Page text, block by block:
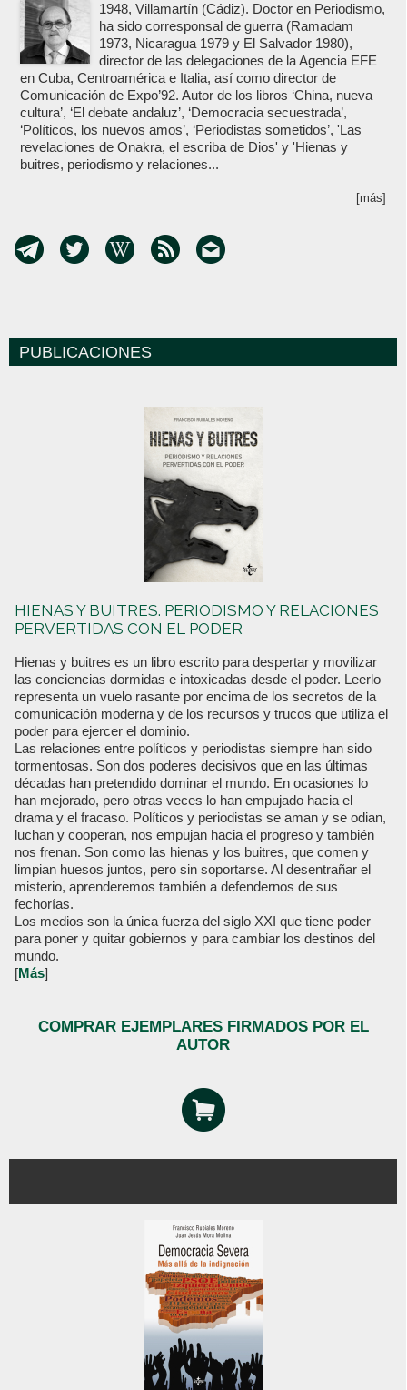
1948, Villamartín (Cádiz). Doctor en Periodismo,
ha sido corresponsal de guerra (Ramadam
1973, Nicaragua 1979 y El Salvador 1980),
director de las delegaciones de la Agencia EFE
en Cuba, Centroamérica e Italia, así como director de
Comunicación de Expo’92. Autor de los libros ‘China, nueva
cultura’, ‘El debate andaluz’, ‘Democracia secuestrada’,
‘Políticos, los nuevos amos’, ‘Periodistas sometidos’, 'Las
revelaciones de Onakra, el escriba de Dios' y 'Hienas y
buitres, periodismo y relaciones...
[más]
PUBLICACIONES
HIENAS Y BUITRES. PERIODISMO Y RELACIONES
PERVERTIDAS CON EL PODER
Hienas y buitres es un libro escrito para despertar y movilizar
las conciencias dormidas e intoxicadas desde el poder. Leerlo
representa un vuelo rasante por encima de los secretos de la
comunicación moderna y de los recursos y trucos que utiliza el
poder para ejercer el dominio.
Las relaciones entre políticos y periodistas siempre han sido
tormentosas. Son dos poderes decisivos que en las últimas
décadas han pretendido dominar el mundo. En ocasiones lo
han mejorado, pero otras veces lo han empujado hacia el
drama y el fracaso. Políticos y periodistas se aman y se odian,
luchan y cooperan, nos empujan hacia el progreso y también
nos frenan. Son como las hienas y los buitres, que comen y
limpian huesos juntos, pero sin soportarse. Al desentrañar el
misterio, aprenderemos también a defendernos de sus
fechorías.
Los medios son la única fuerza del siglo XXI que tiene poder
para poner y quitar gobiernos y para cambiar los destinos del
mundo.
[Más]
COMPRAR EJEMPLARES FIRMADOS POR EL
AUTOR